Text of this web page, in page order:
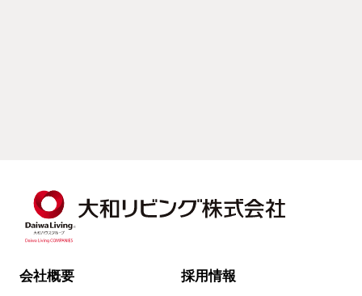
会社概要
採用情報